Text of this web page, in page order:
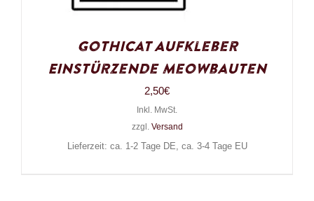
Gothicat Aufkleber
Einstürzende Meowbauten
2,50€
Inkl. MwSt.
zzgl. Versand
Lieferzeit: ca. 1-2 Tage DE, ca. 3-4 Tage EU